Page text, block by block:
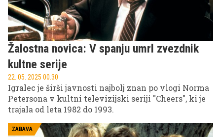
Žalostna novica: V spanju umrl zvezdnik
kultne serije
22. 05. 2025 00.30
Igralec je širši javnosti najbolj znan po vlogi Norma
Petersona v kultni televizijski seriji "Cheers", ki je
trajala od leta 1982 do 1993.
ZABAVA